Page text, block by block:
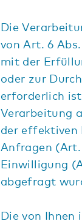
Die
von Art. 6
mit der
oder zur
erforderlich
Verarbeitung
der effektiven
Anfragen
Einwilligung
abgefragt
Die von Ihnen